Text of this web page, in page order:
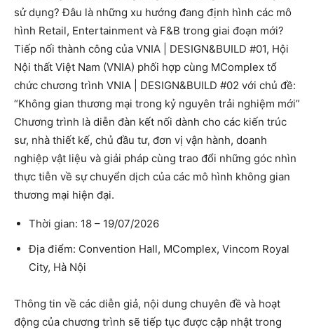
sử dụng? Đâu là những xu hướng đang định hình các mô
hình Retail, Entertainment và F&B trong giai đoạn mới?
Tiếp nối thành công của VNIA | DESIGN&BUILD #01, Hội
Nội thất Việt Nam (VNIA) phối hợp cùng MComplex tổ
chức chương trình VNIA | DESIGN&BUILD #02 với chủ đề:
“Không gian thương mại trong kỷ nguyên trải nghiệm mới”
Chương trình là diễn đàn kết nối dành cho các kiến trúc
sư, nhà thiết kế, chủ đầu tư, đơn vị vận hành, doanh
nghiệp vật liệu và giải pháp cùng trao đổi những góc nhìn
thực tiễn về sự chuyển dịch của các mô hình không gian
thương mại hiện đại.
Thời gian: 18 – 19/07/2026
Địa điểm: Convention Hall, MComplex, Vincom Royal
City, Hà Nội
Thông tin về các diễn giả, nội dung chuyên đề và hoạt
động của chương trình sẽ tiếp tục được cập nhật trong